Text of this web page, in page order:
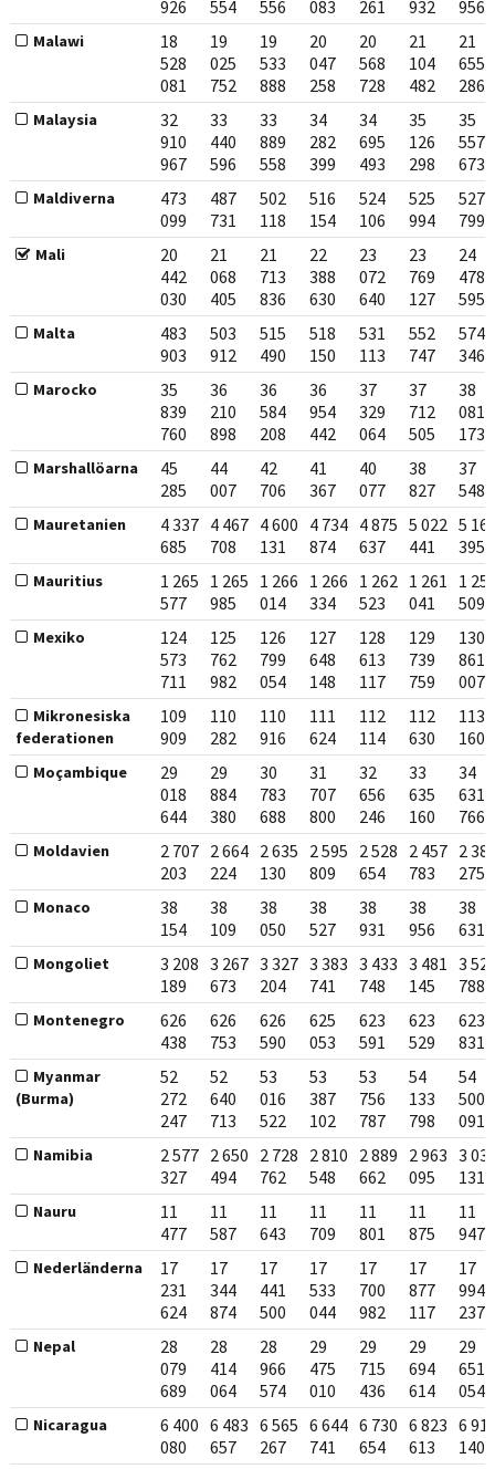
926
554
556
083
261
932
956
Malawi
18
528
081
19
025
752
19
533
888
20
047
258
20
568
728
21
104
482
21
655
286
Malaysia
32
910
967
33
440
596
33
889
558
34
282
399
34
695
493
35
126
298
35
557
673
Maldiverna
473
099
487
731
502
118
516
154
524
106
525
994
527
799
Mali
20
442
030
21
068
405
21
713
836
22
388
630
23
072
640
23
769
127
24
478
595
Malta
483
903
503
912
515
490
518
150
531
113
552
747
574
346
Marocko
35
839
760
36
210
898
36
584
208
36
954
442
37
329
064
37
712
505
38
081
173
Marshallöarna
45
285
44
007
42
706
41
367
40
077
38
827
37
548
Mauretanien
4 337
685
4 467
708
4 600
131
4 734
874
4 875
637
5 022
441
5
395
Mauritius
1 265
577
1 265
985
1 266
014
1 266
334
1 262
523
1 261
041
1
509
Mexiko
124
573
711
125
762
982
126
799
054
127
648
148
128
613
117
129
739
759
130
861
007
Mikronesiska
federationen
109
909
110
282
110
916
111
624
112
114
112
630
113
160
Moçambique
29
018
644
29
884
380
30
783
688
31
707
800
32
656
246
33
635
160
34
631
766
Moldavien
2 707
203
2 664
224
2 635
130
2 595
809
2 528
654
2 457
783
2
275
Monaco
38
154
38
109
38
050
38
527
38
931
38
956
38
631
Mongoliet
3 208
189
3 267
673
3 327
204
3 383
741
3 433
748
3 481
145
3
788
Montenegro
626
438
626
753
626
590
625
053
623
591
623
529
623
831
Myanmar
(Burma)
52
272
247
52
640
713
53
016
522
53
387
102
53
756
787
54
133
798
54
500
091
Namibia
2 577
327
2 650
494
2 728
762
2 810
548
2 889
662
2 963
095
3
131
Nauru
11
477
11
587
11
643
11
709
11
801
11
875
11
947
Nederländerna
17
231
624
17
344
874
17
441
500
17
533
044
17
700
982
17
877
117
17
994
237
Nepal
28
079
689
28
414
064
28
966
574
29
475
010
29
715
436
29
694
614
29
651
054
Nicaragua
6 400
080
6 483
657
6 565
267
6 644
741
6 730
654
6 823
613
6
140